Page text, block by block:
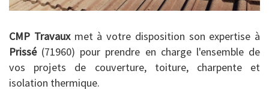
CMP Travauxmet à votre disposition son expertise à
Prissé(71960) pour prendre en charge l'ensemble de
vos projets de couverture, toiture, charpente et
isolation thermique.